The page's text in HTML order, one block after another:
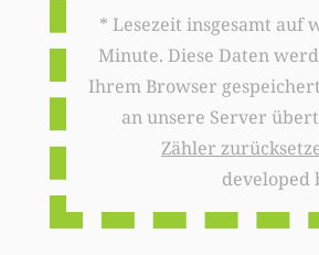
* Lesezeit insgesamt auf
Minute. Diese Daten
Ihrem Browser
an unsere Server
Zähler
developed